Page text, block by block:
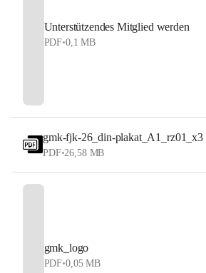
Unterstützendes Mitglied werden
PDF•0,1 MB
gmk-fjk-26_din-plakat_A1_rz01_x3
PDF•26,58 MB
gmk_logo
PDF•0,05 MB